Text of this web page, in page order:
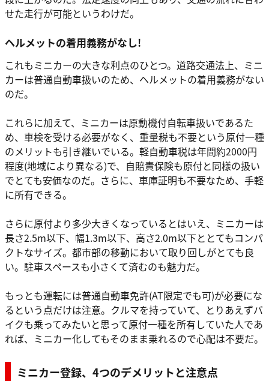
せた走行が可能というわけだ。
ヘルメットの着用義務がなし!
これもミニカーの大きな利点のひとつ。道路交通法上、ミニ
カーは普通自動車扱いのため、ヘルメットの着用義務がない
のだ。
これらに加えて、ミニカーは原動機付自転車扱いであるた
め、車検を受ける必要がなく、重量税も不要という原付一種
のメリットも引き継いでいる。軽自動車税は年間約2000円
程度(地域により異なる)で、自賠責保険も原付と同様の扱い
でとても安価なのだ。さらに、車庫証明も不要なため、手軽
に所有できる。
さらに原付より多少大きくなっているとはいえ、ミニカーは
長さ2.5m以下、幅1.3m以下、高さ2.0m以下ととてもコンパ
クトなサイズ。都市部の移動において取り回しがとても良
い。駐車スペースも小さくて済むのも魅力だ。
もっとも運転には普通自動車免許(AT限定でも可)が必要にな
るという点だけは注意。クルマを持っていて、とりあえずバ
イクも乗ってみたいと思って原付一種を所有していた人であ
れば、ミニカー化してもそのまま乗れるので心配は不要だ。
ミニカー登録、4つのデメリットと注意点